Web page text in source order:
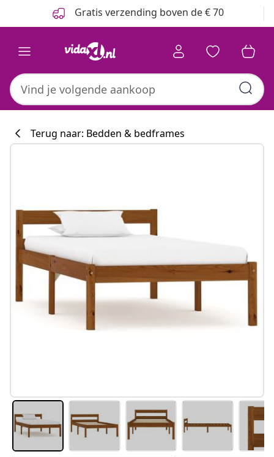
Gratis verzending boven de € 70
Terug naar: Bedden & bedframes